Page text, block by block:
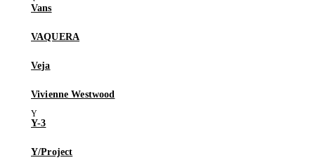
Vans
VAQUERA
Veja
Vivienne Westwood
Y-3
Y/Project